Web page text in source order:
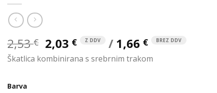
2,53€ Izvirna
cena
je
2,03 €Trenutna
cena
je:
Z DDV / 1,66 € BREZ DDV
Škatlica kombinirana s srebrnim trakom
Barva